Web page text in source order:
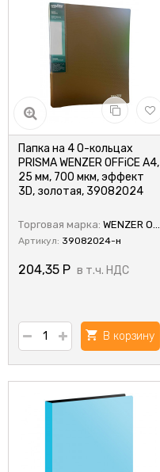
Папка на 4 О-кольцах
PRISMA WENZER OFFiCE А4,
25 мм, 700 мкм, эффект
3D, золотая, 39082024
Торговая марка: WENZER OFFiCE
Артикул: 39082024-н
204,35 Р в т.ч. НДС
В корзину